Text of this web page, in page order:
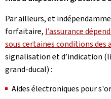
Par ailleurs, et
forfaitaire, l’assurance
sous certaines conditions des
signalisation et d’indication
grand-ducal) :
Aides électroniques pour